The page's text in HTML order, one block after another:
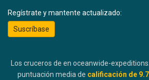
Regístrate y mantente actualizado:
Suscríbase
Los cruceros de en oceanwide-
puntuación media de calificación de 9.7